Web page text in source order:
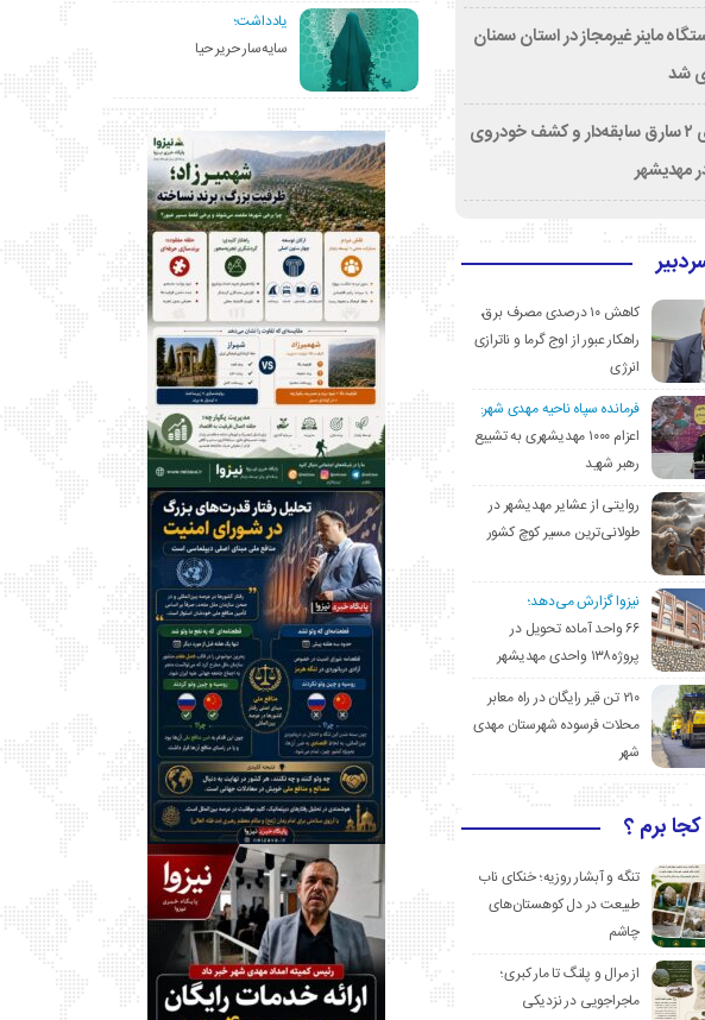
دستگاه ماینر غیرمجاز در استان سمنان
شد
دستگیری ۲ سارق سابقه‌دار و کشف خودروی
مهدیشهر
کاهش ۱۰ درصدی مصرف برق،
راهکار عبور از اوج گرما و ناترازی
انرژی
فرمانده سپاه ناحیه مهدی شهر:
اعزام ۱۰۰۰ مهدیشهری به تشییع
رهبر شهید
روایتی از عشایر مهدیشهر در
طولانی‌ترین مسیر کوچ کشور
نیزوا گزارش می‌دهد؛
۶۶ واحد آماده تحویل در
پروژه۱۳۸ واحدی مهدیشهر
۲۱۰ تن قیر رایگان در راه معابر
محلات فرسوده شهرستان مهدی
شهر
برم ؟
تنگه و آبشار روزیه؛ خنکای ناب
طبیعت در دل کوهستان‌های
چاشم
از مرال و پلنگ تا مار کبری؛
ماجراجویی در نزدیکی
یادداشت؛
سایه‌سار حریر حیا